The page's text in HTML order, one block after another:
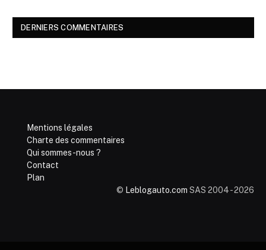
DERNIERS COMMENTAIRES
Mentions légales
Charte des commentaires
Qui sommes-nous ?
Contact
Plan
© Leblogauto.com SAS 2004 - 2026